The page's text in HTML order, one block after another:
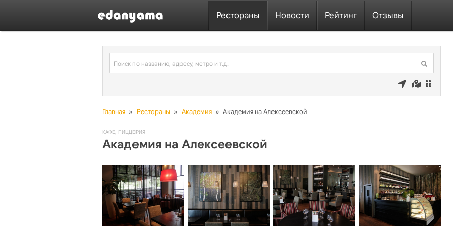
Рестораны Новости Рейтинг Отзывы
Главная » Рестораны » Академия » Академия на Алексеевской
КАФЕ, ПИЦЦЕРИЯ
Академия на Алексеевской